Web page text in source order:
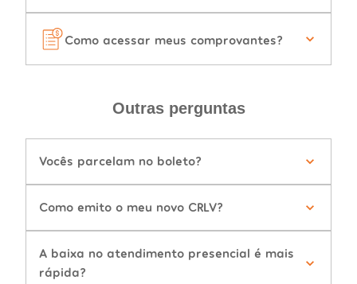
Como acessar meus comprovantes?
Outras perguntas
Vocês parcelam no boleto?
Como emito o meu novo CRLV?
A baixa no atendimento presencial é mais
rápida?